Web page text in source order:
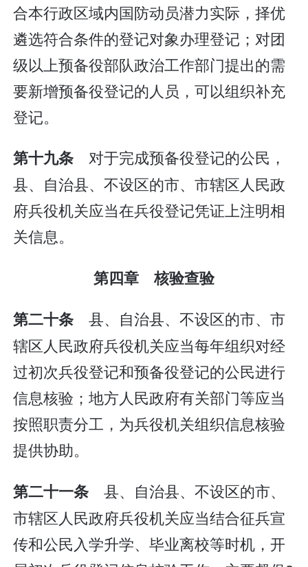
合本行政区域内国防动员潜力实际，择优
遴选符合条件的登记对象办理登记；对团
级以上预备役部队政治工作部门提出的需
要新增预备役登记的人员，可以组织补充
登记。
第十九条对于完成预备役登记的公民，
县、自治县、不设区的市、市辖区人民政
府兵役机关应当在兵役登记凭证上注明相
关信息。
第四章 核验查验
第二十条 县、自治县、不设区的市、市
辖区人民政府兵役机关应当每年组织对经
过初次兵役登记和预备役登记的公民进行
信息核验；地方人民政府有关部门等应当
按照职责分工，为兵役机关组织信息核验
提供协助。
第二十一条 县、自治县、不设区的市、
市辖区人民政府兵役机关应当结合征兵宣
传和公民入学升学、毕业离校等时机，开